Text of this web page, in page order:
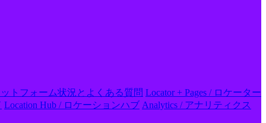
ットフォーム状況とよくある質問 Locator + Pages / ロケーター
Location Hub / ロケーションハブ Analytics / アナリティクス